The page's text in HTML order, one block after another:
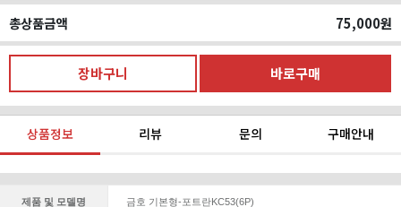
총상품금액 75,000원
상품정보 리뷰 문의 구매안내
제품 및 모델명 금호 기본형-포트란KC53(6P)